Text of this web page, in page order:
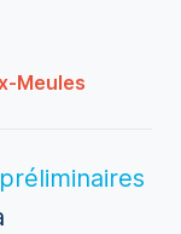
Meules